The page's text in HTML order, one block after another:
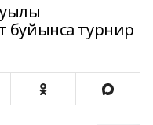
буйынса турнир